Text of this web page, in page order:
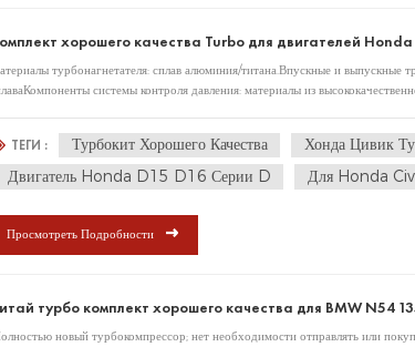
хорошего качества Turbo для двигателей
турбонагнетателя: сплав алюминия/титана.Впускные и
системы контроля давления: материалы из
ТЕГИ : Турбокит Хорошего Качества
Хонда Цивик
Двигатель Honda D15 D16 Серии D
Для Honda
Просмотреть Подробности
турбо комплект хорошего качества для BMW N54
новый турбокомпрессор; нет необходимости отправлять или